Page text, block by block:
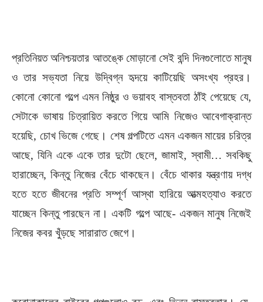
প্রতিনিয়ত অনিশ্চয়তার আতঙ্কে মোড়ানো সেই বন্দি দিনগুলোতে মানুষ
ও তার সভ্যতা নিয়ে উদ্বিগ্ন হৃদয়ে কাটিয়েছি অসংখ্য প্রহর।
কোনো কোনো গল্পে এমন নিষ্ঠুর ও ভয়াবহ বাস্তবতা ঠাঁই পেয়েছে যে,
সেটাকে ভাষায় চিত্রায়িত করতে গিয়ে আমি নিজেও আবেগাক্রান্ত
হয়েছি, চোখ ভিজে গেছে। শেষ গল্পটিতে এমন একজন মায়ের চরিত্র
আছে, যিনি একে একে তার দুটো ছেলে, জামাই, স্বামী… সবকিছু
হারাচ্ছেন, কিন্তু নিজের বেঁচে থাকছেন। বেঁচে থাকার যন্ত্রণায় দগ্ধ
হতে হতে জীবনের প্রতি সম্পূর্ণ আস্থা হারিয়ে আত্মহত্যাও করতে
যাচ্ছেন কিন্তু পারছেন না। একটি গল্পে আছে- একজন মানুষ নিজেই
নিজের কবর খুঁড়ছে সারারাত জেগে।